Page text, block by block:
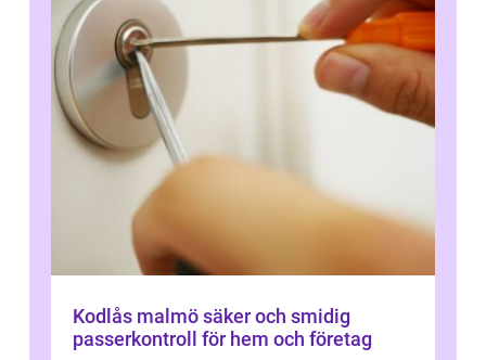
Kodlås malmö säker och smidig
passerkontroll för hem och företag